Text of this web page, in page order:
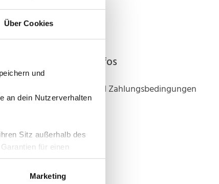
Über Cookies
und
an dein Nutzerverhalten
Sitz außerhalb des
für einen
. Du kannst deine
Website findest.
Marketing
Kundeninfos
Versand und Zahlungsbedingungen